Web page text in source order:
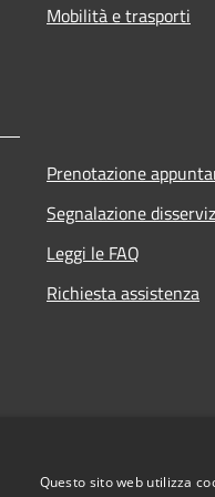
Mobilità e trasporti
Prenotazione
Segnalazione
Leggi le FAQ
Richiesta assistenza
Questo sito web utilizza